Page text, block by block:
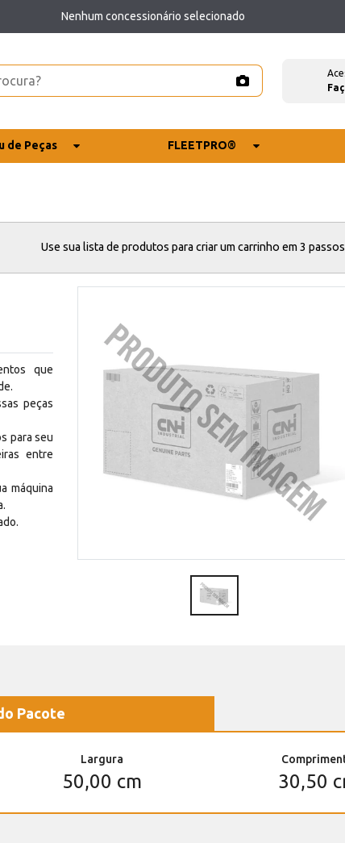
Nenhum concessionário selecionado
de Peças FLEETPRO®
Use sua lista de produtos para criar um carrinho em 3
que
peças
para seu
entre
máquina
Pacote
Largura
50,00 cm 30,50